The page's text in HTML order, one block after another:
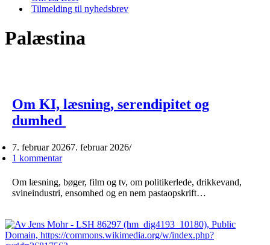
Tilmelding til nyhedsbrev
Palæstina
Om KI, læsning, serendipitet og
dumhed
7. februar 20267. februar 2026
1 kommentar
Om læsning, bøger, film og tv, om politikerlede, drikkevand,
svineindustri, ensomhed og en nem pastaopskrift…